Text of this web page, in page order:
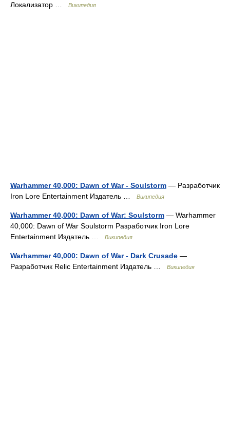
Локализатор …
Википедия
Warhammer 40,000: Dawn of War - Soulstorm — Разработчик
Iron Lore Entertainment Издатель …
Википедия
Warhammer 40,000: Dawn of War: Soulstorm — Warhammer
40,000: Dawn of War Soulstorm Разработчик Iron Lore
Entertainment Издатель …
Википедия
Warhammer 40,000: Dawn of War - Dark Crusade —
Разработчик Relic Entertainment Издатель …
Википедия